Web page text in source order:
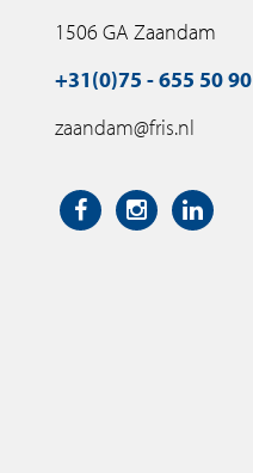
1506 GA Zaandam
+31(0)75 - 655 50 90
zaandam@fris.nl